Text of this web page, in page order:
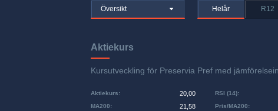
Översikt Helår R12
Aktiekurs
Kursutveckling för Preservia Pref med
Aktiekurs: 20,00
MA200: 21,58 Pris/MA200:
RSI (14):